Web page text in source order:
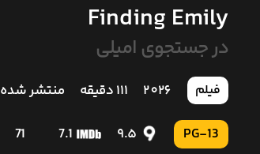
Finding Emily
در جستجوی امیلی
فیلم 2026 111 دقیقه منتشر شده
PG-13
9.5
7.1
71